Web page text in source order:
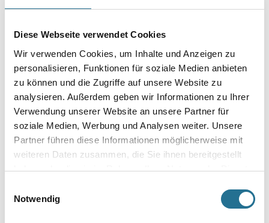
Diese Webseite verwendet Cookies
Wir verwenden Cookies, um Inhalte und Anzeigen zu
personalisieren, Funktionen für soziale Medien anbieten
zu können und die Zugriffe auf unsere Website zu
analysieren. Außerdem geben wir Informationen zu Ihrer
Verwendung unserer Website an unsere Partner für
soziale Medien, Werbung und Analysen weiter. Unsere
Partner führen diese Informationen möglicherweise mit
weiteren Daten zusammen, die Sie ihnen bereitgestellt
haben oder die sie im Rahmen Ihrer Nutzung der Dienste
Notwendig
Dosierung ist dank integrierter Füllstandsanzeige möglich. Der
Durchweichung der Tapeten, sodass diese einfach abgezogen werden
können.
Gebinde
Umrechnungsfaktoren